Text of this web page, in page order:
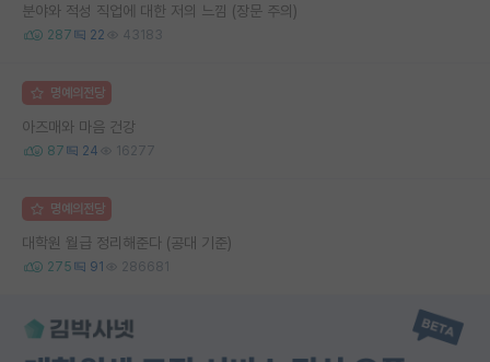
분야와 적성 직업에 대한 저의 느낌 (장문 주의)
287 22 43183
명예의전당
아즈매와 마음 건강
87 24 16277
명예의전당
대학원 월급 정리해준다 (공대 기준)
275 91 286681